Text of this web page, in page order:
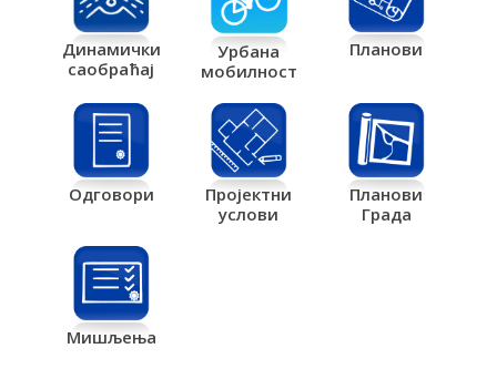
Динамички
саобраћај
Урбана
мобилност
Планови
Одговори
Пројектни
услови
Планови
Града
Мишљења